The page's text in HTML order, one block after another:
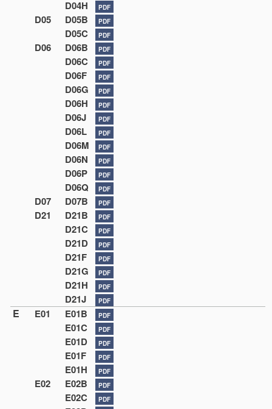
D04H PDF
D05 D05B PDF
D05C PDF
D06 D06B PDF
D06C PDF
D06F PDF
D06G PDF
D06H PDF
D06J PDF
D06L PDF
D06M PDF
D06N PDF
D06P PDF
D06Q PDF
D07 D07B PDF
D21 D21B PDF
D21C PDF
D21D PDF
D21F PDF
D21G PDF
D21H PDF
D21J PDF
E E01 E01B PDF
E01C PDF
E01D PDF
E01F PDF
E01H PDF
E02 E02B PDF
E02C PDF